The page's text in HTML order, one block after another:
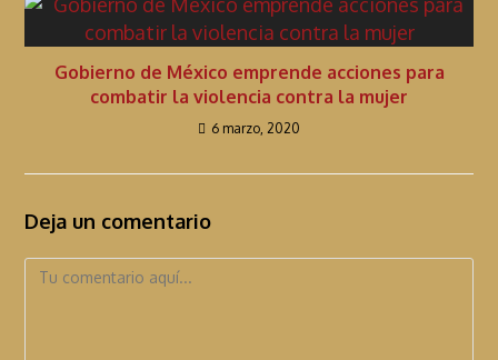
Gobierno de México emprende acciones para
combatir la violencia contra la mujer
6 marzo, 2020
Deja un comentario